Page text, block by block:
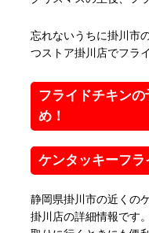
忘れないうちに掛川市
つストア掛川店でフラ
フライドチキン
め！
ケンタッキーフ
静岡県掛川市の近くの
掛川店の詳細情報です